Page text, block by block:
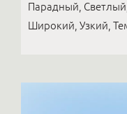
Парадный,
Широкий, Узкий,